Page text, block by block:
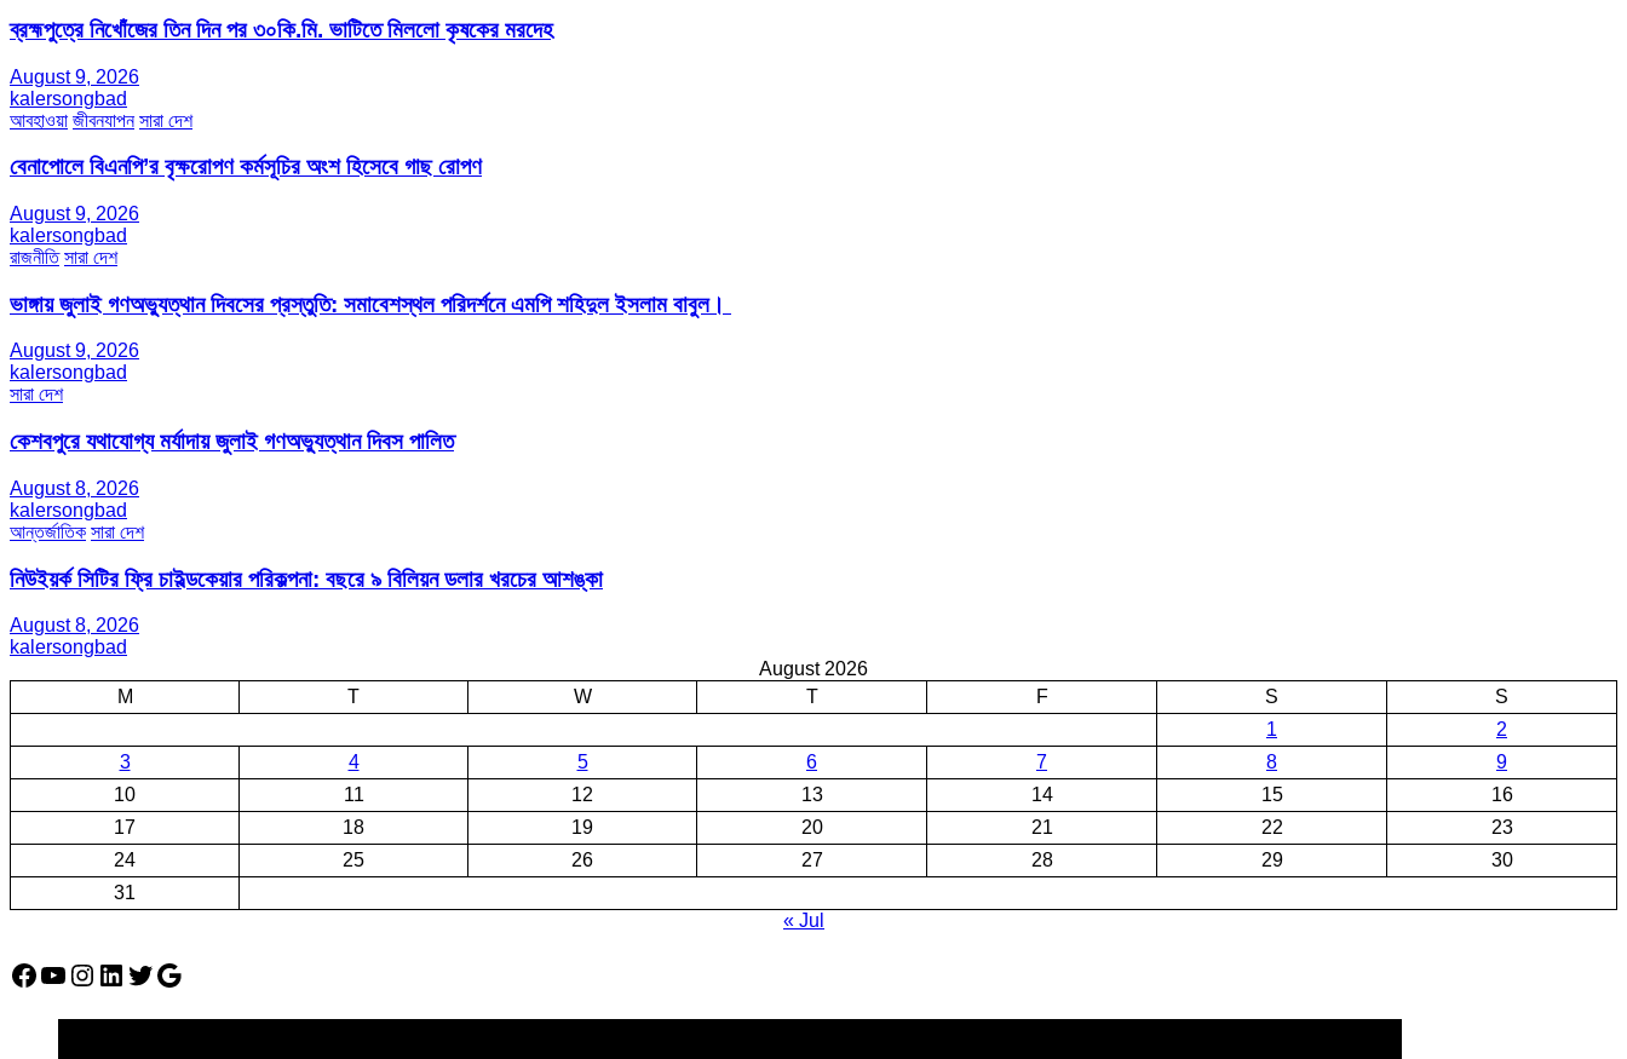
ব্রহ্মপুত্রে নিখোঁজের তিন দিন পর ৩০কি.মি. ভাটিতে মিললো কৃষকের মরদেহ
August 9, 2026
kalersongbad
আবহাওয়া জীবনযাপন সারা দেশ
বেনাপোলে বিএনপি’র বৃক্ষরোপণ কর্মসূচির অংশ হিসেবে গাছ রোপণ
August 9, 2026
kalersongbad
রাজনীতি সারা দেশ
ভাঙ্গায় জুলাই গণঅভ্যুত্থান দিবসের প্রস্তুতি: সমাবেশস্থল পরিদর্শনে এমপি শহিদুল ইসলাম বাবুল। ​
August 9, 2026
kalersongbad
সারা দেশ
কেশবপুরে যথাযোগ্য মর্যাদায় জুলাই গণঅভ্যুত্থান দিবস পালিত
August 8, 2026
kalersongbad
আন্তর্জাতিক সারা দেশ
নিউইয়র্ক সিটির ফ্রি চাইল্ডকেয়ার পরিকল্পনা: বছরে ৯ বিলিয়ন ডলার খরচের আশঙ্কা
August 8, 2026
kalersongbad
August 2026
M
T W T F S
S
1
2
3
4 5 6 7 8
9
10
11 12 13 14 15
16
17
18 19 20 21 22
23
24
25 26 27 28 29
30
31
« Jul
Facebook
YouTube
Instagram
LinkedIn
Twitter
Google